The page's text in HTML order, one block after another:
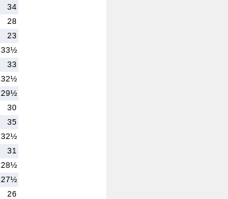
34
28
23
33½
33
32½
29½
30
35
32½
31
28½
27½
26